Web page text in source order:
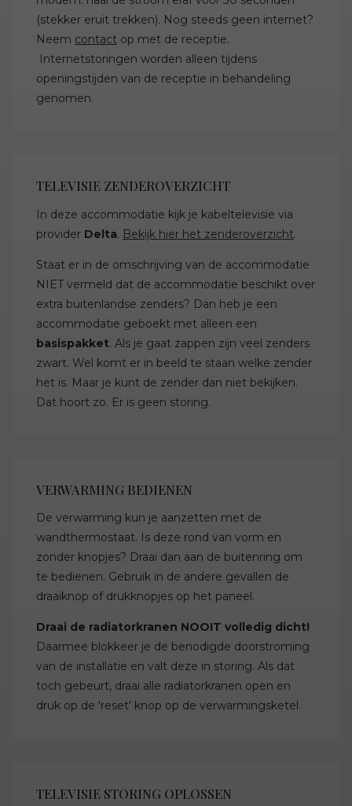
(stekker eruit trekken). Nog steeds geen internet?
Neem contact op met de receptie.
Internetstoringen worden alleen tijdens
openingstijden van de receptie in behandeling
genomen.
TELEVISIE ZENDEROVERZICHT
In deze accommodatie kijk je kabeltelevisie via
provider Delta. Bekijk hier het zenderoverzicht.
Staat er in de omschrijving van de accommodatie
NIET vermeld dat de accommodatie beschikt over
extra buitenlandse zenders? Dan heb je een
accommodatie geboekt met alleen een
basispakket. Als je gaat zappen zijn veel zenders
zwart. Wel komt er in beeld te staan welke zender
het is. Maar je kunt de zender dan niet bekijken.
Dat hoort zo. Er is geen storing.
VERWARMING BEDIENEN
De verwarming kun je aanzetten met de
wandthermostaat. Is deze rond van vorm en
zonder knopjes? Draai dan aan de buitenring om
te bedienen. Gebruik in de andere gevallen de
draaiknop of drukknopjes op het paneel.
Draai de radiatorkranen NOOIT volledig dicht!
Daarmee blokkeer je de benodigde doorstroming
van de installatie en valt deze in storing. Als dat
toch gebeurt, draai alle radiatorkranen open en
druk op de 'reset' knop op de verwarmingsketel.
TELEVISIE STORING OPLOSSEN